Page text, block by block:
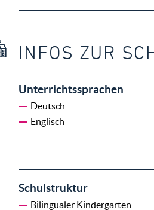
INFOS ZUR
Unterrichtssprachen
Deutsch
Englisch
Schulstruktur
Bilingualer Kindergarten